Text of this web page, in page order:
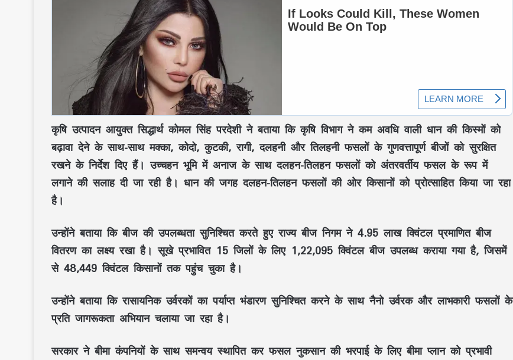
कृषि उत्पादन आयुक्त सिद्धार्थ कोमल सिंह परदेशीने बताया कि कृषि विभाग नेकम अवधि वाली धान की किस्मोंको
बढ़ावा देने के साथ-साथमक्का, कोदो, कुटकी, रागी, दलहनी और तिलहनी फसलोंके गुणवत्तापूर्ण बीजों को सुरक्षित
रखने के निर्देश दिए हैं।उच्चहन भूमिमें अनाज के साथदलहन-तिलहन फसलों को अंतरवर्तीय फसलके रूप में
लगाने की सलाह दी जा रही है। धान की जगह दलहन-तिलहन फसलोंकी ओर किसानों को प्रोत्साहित किया जा रहा
है।
उन्होंने बताया किबीज की उपलब्धतासुनिश्चित करते हुएराज्य बीज निगमने4.95 लाख क्विंटल प्रमाणित बीज
वितरणका लक्ष्य रखा है।सूखे प्रभावित 15 जिलोंके लिए 1,22,095 क्विंटल बीजउपलब्ध कराया गया है, जिसमें
से 48,449 क्विंटलकिसानों तक पहुंच चुका है।
उन्होंने बताया किरासायनिक उर्वरकों का पर्याप्त भंडारणसुनिश्चित करने के साथनैनो उर्वरकऔरलाभकारी फसलोंके
प्रति जागरूकता अभियान चलाया जा रहा है।
सरकार नेबीमा कंपनियोंके साथ समन्वय स्थापित करफसल नुकसान की भरपाईके लिएबीमा प्लानको प्रभावी
पहली बार बड़े मंच पर पहुंचीं चिंतलनार की